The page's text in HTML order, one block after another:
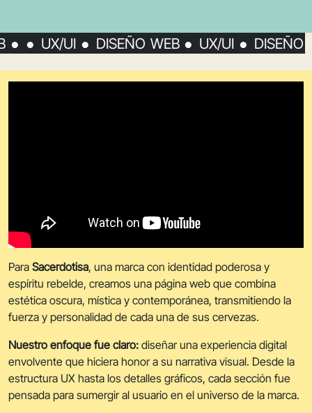
● ● UX/UI ● DISEÑO WEB ● UX/UI ● DISEÑO
● UX/UI ● DISEÑO WEB ● UX/UI ● DISEÑO
Para Sacerdotisa, una marca con identidad poderosa y
espíritu rebelde, creamos una página web que combina
estética oscura, mística y contemporánea, transmitiendo la
fuerza y personalidad de cada una de sus cervezas.
Nuestro enfoque fue claro: diseñar una experiencia digital
envolvente que hiciera honor a su narrativa visual. Desde la
estructura UX hasta los detalles gráficos, cada sección fue
pensada para sumergir al usuario en el universo de la marca.